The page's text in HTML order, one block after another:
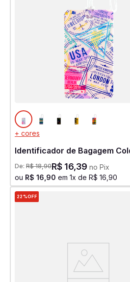
+ cores
Identificador de Bagagem
De: R$ 18,90R$ 16,39 no Pix
ou R$ 16 90 em 1x de R$ 16 90
22%OFF